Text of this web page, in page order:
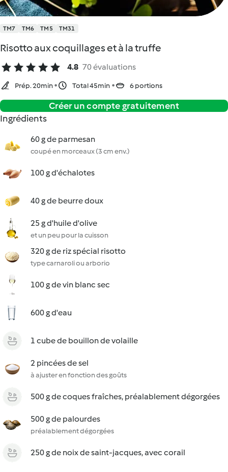
TM7 TM6 TM5 TM31
Risotto aux coquillages et à la truffe
4.8 70 évaluations
Prép. 20min Total 45min 6 portions
Créer un compte gratuitement
Ingrédients
60 g de parmesan
coupé en morceaux (3 cm env.)
100 g d'échalotes
40 g de beurre doux
25 g d'huile d'olive
et un peu pour la cuisson
320 g de riz spécial risotto
type carnaroli ou arborio
100 g de vin blanc sec
600 g d'eau
1 cube de bouillon de volaille
2 pincées de sel
à ajuster en fonction des goûts
500 g de coques fraîches, préalablement dégorgées
500 g de palourdes
préalablement dégorgées
250 g de noix de saint-jacques, avec corail